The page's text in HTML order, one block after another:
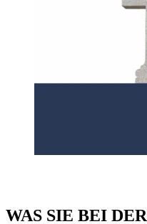
WAS SIE BEI DER